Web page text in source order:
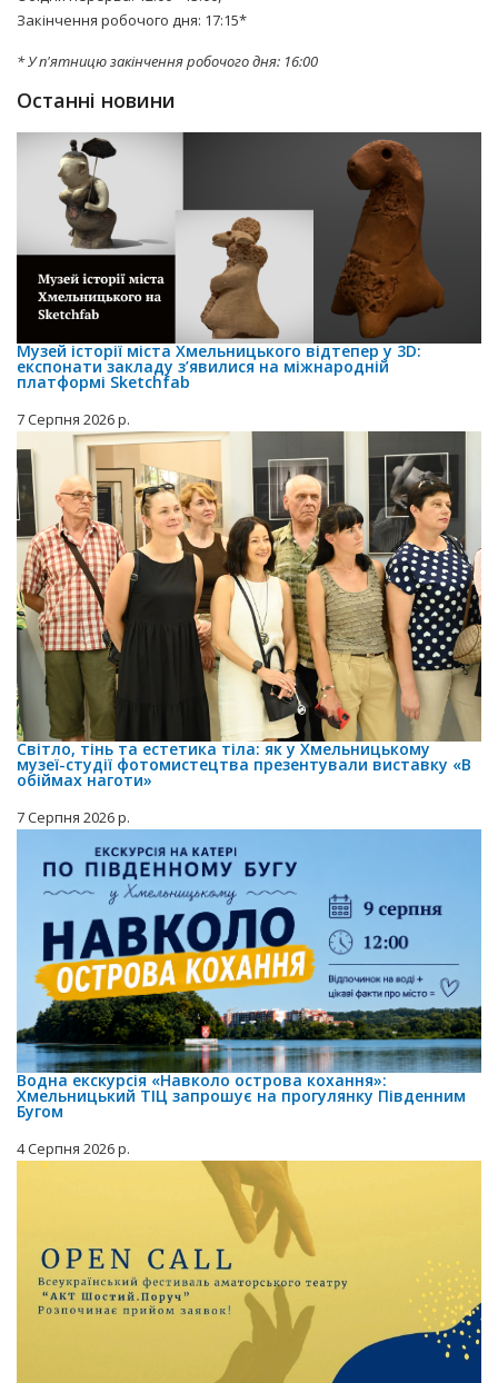
Закінчення робочого дня: 17:15*
* У п'ятницю закінчення робочого дня: 16:00
Останні новини
Музей історії міста Хмельницького відтепер у 3D:
експонати закладу з’явилися на міжнародній
платформі Sketchfab
7 Серпня 2026 р.
Світло, тінь та естетика тіла: як у Хмельницькому
музеї-студії фотомистецтва презентували виставку «В
обіймах наготи»
7 Серпня 2026 р.
Водна екскурсія «Навколо острова кохання»:
Хмельницький ТІЦ запрошує на прогулянку Південним
Бугом
4 Серпня 2026 р.